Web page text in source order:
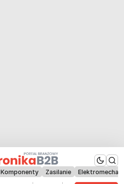
Komponenty Zasilanie